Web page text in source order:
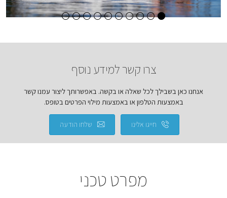
צרו קשר למידע נוסף
אנחנו כאן בשבילך לכל שאלה או בקשה. באפשרותך ליצור עמנו קשר
באמצעות הטלפון או באמצעות מילוי הפרטים בטופס.
חייגו אלינו שלחו הודעה
מפרט טכני